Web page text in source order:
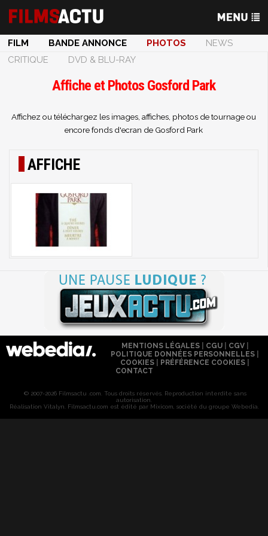
FILM BANDE ANNONCE PHOTOS
NEWS
CRITIQUE
DVD & BLU-RAY
Affiche et Photos Gosford Park
Affichez ou téléchargez les images, affiches, photos de tournage ou
encore fonds d'ecran de Gosford Park
AFFICHE
MENTIONS LÉGALES| CGU| CGV|
POLITIQUE DONNÉES PERSONNELLES
COOKIES
PRÉFÉRENCE COOKIES
CONTACT
© 2007-2026 Filmsactu .com. Tous droits réservés. Reproduction interdite sans
autorisation.
Réalisation Vitalyn . Filmsactu .com est édité par Mixicom, société du groupe Webedia.